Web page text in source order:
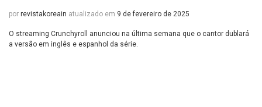
por revistakoreain atualizado em 9 de fevereiro de 2025
O streaming Crunchyroll anunciou na última semana que o cantor dublará
a versão em inglês e espanhol da série.